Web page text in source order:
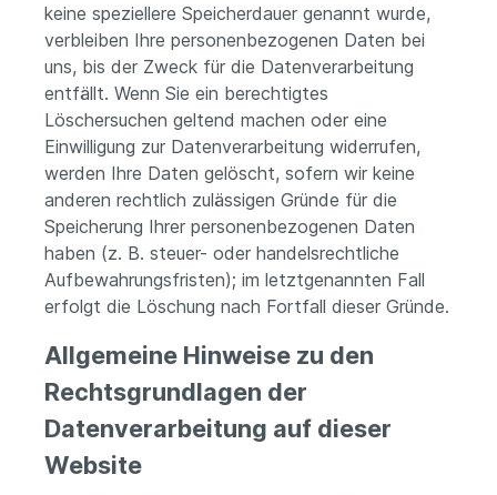
keine speziellere Speicherdauer genannt wurde,
verbleiben Ihre personenbezogenen Daten bei
uns, bis der Zweck für die Datenverarbeitung
entfällt. Wenn Sie ein berechtigtes
Löschersuchen geltend machen oder eine
Einwilligung zur Datenverarbeitung widerrufen,
werden Ihre Daten gelöscht, sofern wir keine
anderen rechtlich zulässigen Gründe für die
Speicherung Ihrer personenbezogenen Daten
haben (z. B. steuer- oder handelsrechtliche
Aufbewahrungsfristen); im letztgenannten Fall
erfolgt die Löschung nach Fortfall dieser Gründe.
Allgemeine Hinweise zu den
Rechtsgrundlagen der
Datenverarbeitung auf dieser
Website